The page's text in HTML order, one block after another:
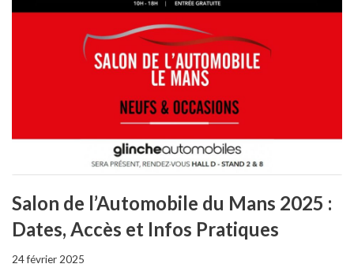
Salon de l’Automobile du Mans 2025 :
Dates, Accès et Infos Pratiques
24 février 2025